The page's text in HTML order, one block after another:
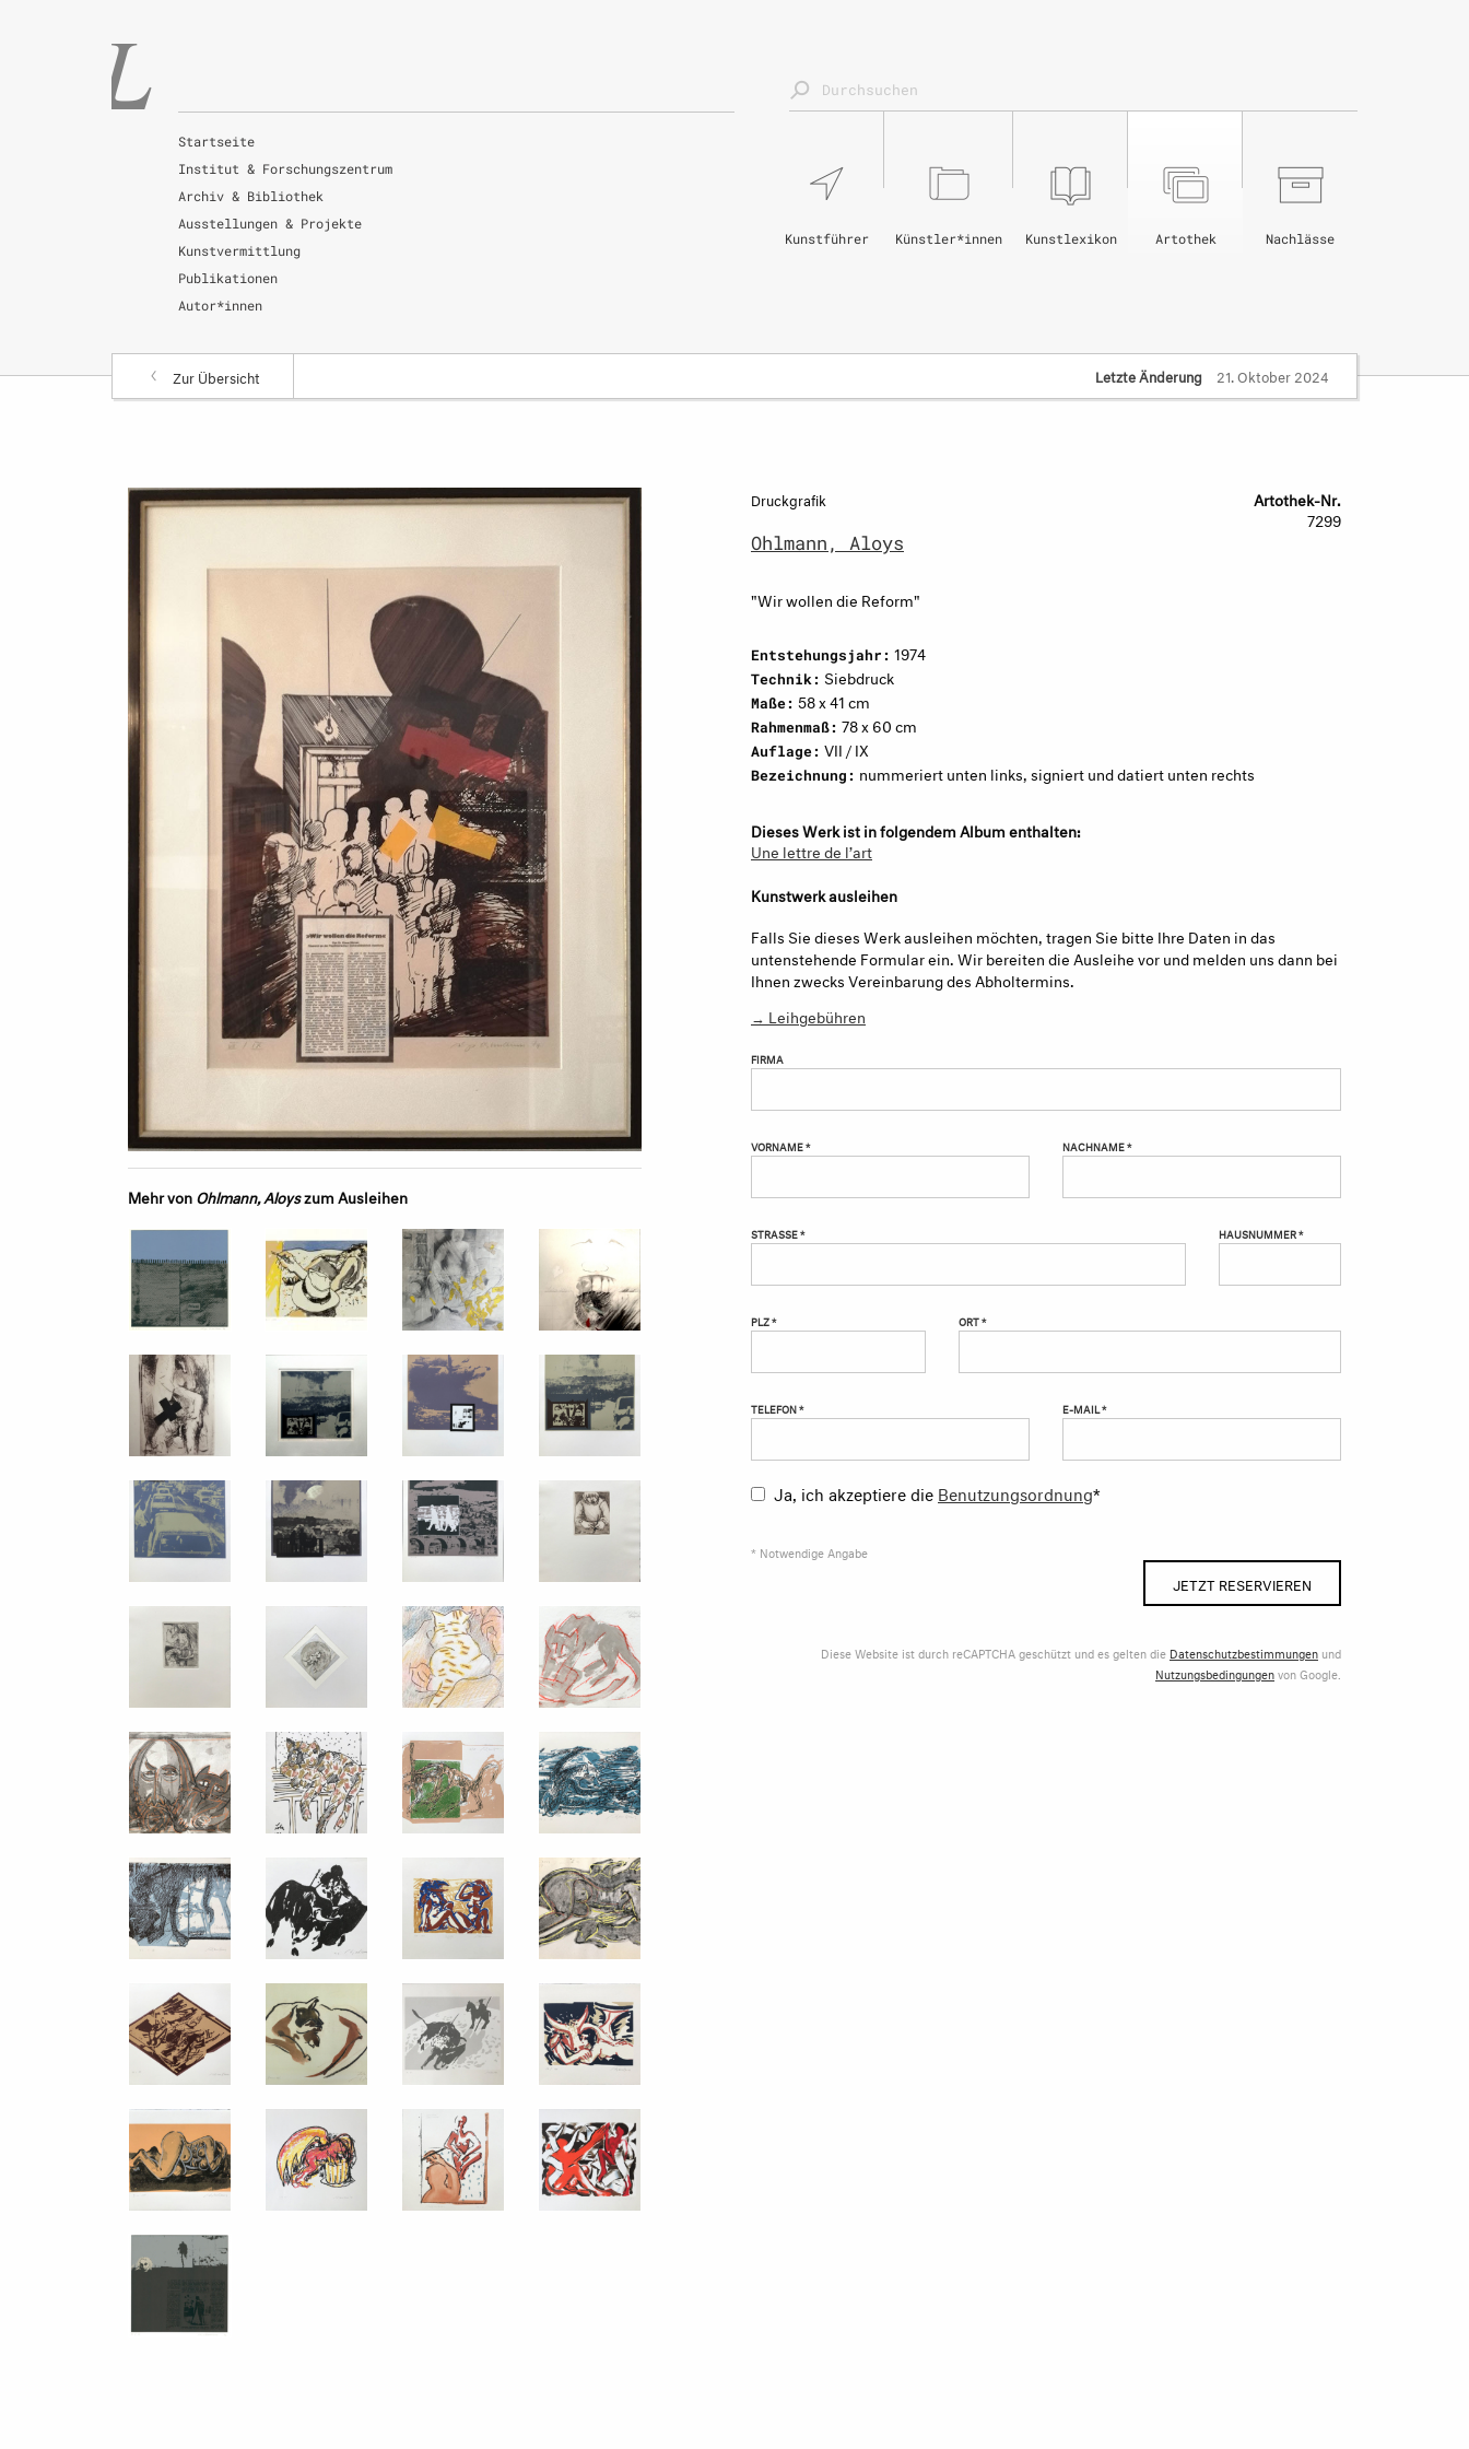
Startseite
Institut & Forschungszentrum
Archiv & Bibliothek
Ausstellungen & Projekte
Kunstvermittlung
Publikationen
Autor*innen
Nachlässe
Artothek
Kunstlexikon
Künstler*innen
Kunstführer
Zur Übersicht Letzte Änderung 21. Oktober 2024
Mehr vonOhlmann, Aloyszum Ausleihen
Druckgrafik
Ohlmann, Aloys
"Wir wollen die Reform"
Artothek-Nr.
7299
Entstehungsjahr: 1974
Technik: Siebdruck
Maße: 58 x 41 cm
Rahmenmaß: 78 x 60 cm
Auflage: VII / IX
Bezeichnung: nummeriert unten links, signiert und datiert unten rechts
Dieses Werk ist in folgendem Album enthalten:
Une lettre de l’art
Kunstwerk ausleihen
Falls Sie dieses Werk ausleihen möchten, tragen Sie bitte Ihre Daten in das
untenstehende Formular ein. Wir bereiten die Ausleihe vor und melden uns dann bei
Ihnen zwecks Vereinbarung des Abholtermins.
→ Leihgebühren
FIRMA
VORNAME * NACHNAME *
STRASSE * HAUSNUMMER *
PLZ * ORT *
TELEFON * E-MAIL *
Ja, ich akzeptiere die Benutzungsordnung*
* Notwendige Angabe
JETZT RESERVIEREN
Diese Website ist durch reCAPTCHA geschützt und es gelten die Datenschutzbestimmungen und
Nutzungsbedingungenvon Google.